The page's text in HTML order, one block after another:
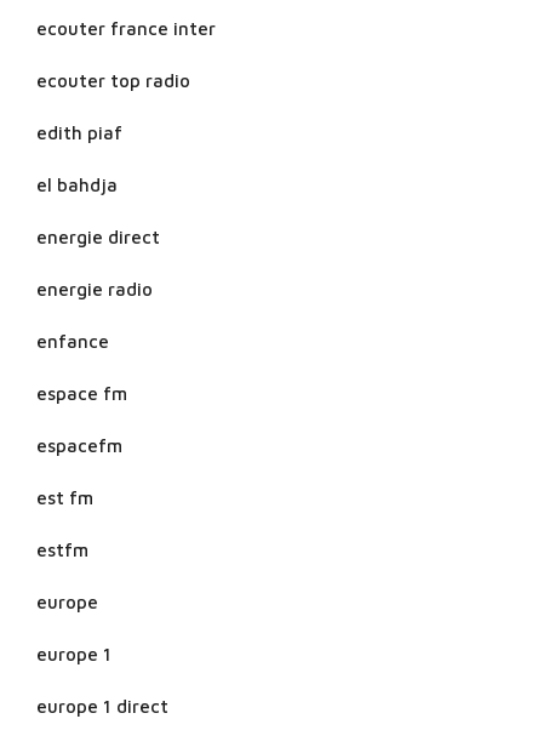
ecouter france inter
ecouter top radio
edith piaf
el bahdja
energie direct
energie radio
enfance
espace fm
espacefm
est fm
estfm
europe
europe 1
europe 1 direct